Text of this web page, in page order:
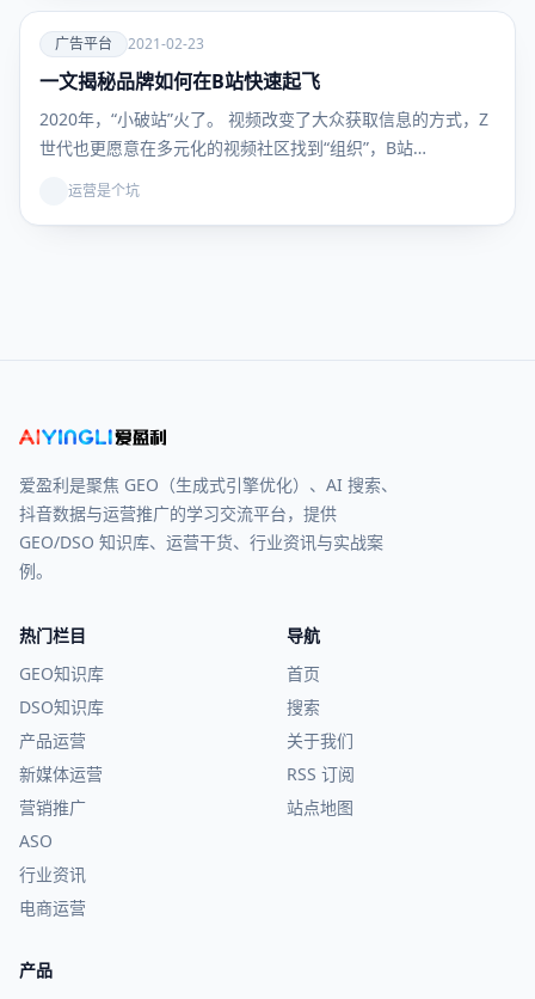
爱
广告平
台
广告平台 2021-02-23
一文揭秘品牌如何在B站快速起飞
2020年，“小破站”火了。 视频改变了大众获取信息的方式，Z
世代也更愿意在多元化的视频社区找到“组织”，B站…
运营是个坑
爱盈利是聚焦 GEO（生成式引擎优化）、AI 搜索、
抖音数据与运营推广的学习交流平台，提供
GEO/DSO 知识库、运营干货、行业资讯与实战案
例。
热门栏目
GEO知识库
DSO知识库
产品运营
新媒体运营
营销推广
ASO
行业资讯
电商运营
导航
首页
搜索
关于我们
RSS 订阅
站点地图
产品